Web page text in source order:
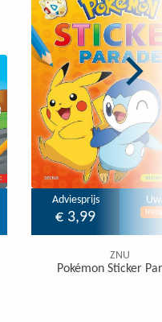
Adviesprijs
€ 3,99
ZNU
Pokémon Sticker